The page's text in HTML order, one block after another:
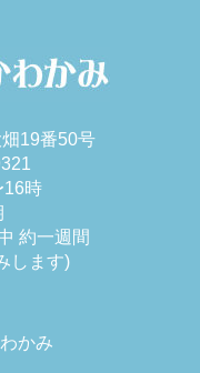
19番50号
16時
約一週間
します)
かみ